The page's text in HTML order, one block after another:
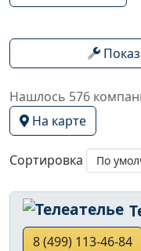
Нашлось 576
На карте
Сортировка
8 (499) 113-46-84